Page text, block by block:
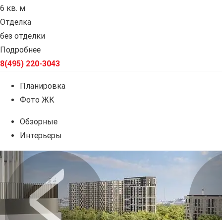
6 кв. м
Отделка
без отделки
Подробнее
8(495) 220-3043
Планировка
Фото ЖК
Обзорные
Интерьеры